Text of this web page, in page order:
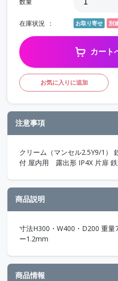
在庫状況 お取り寄せ 別
カート
お気に入りに追加
注意事項
クリーム（マンセル2.5Y9/1）
付 屋内用 露出形 IP4X 片扉
商品説明
寸法H300・W400・D200 重
ー1.2mm
商品情報